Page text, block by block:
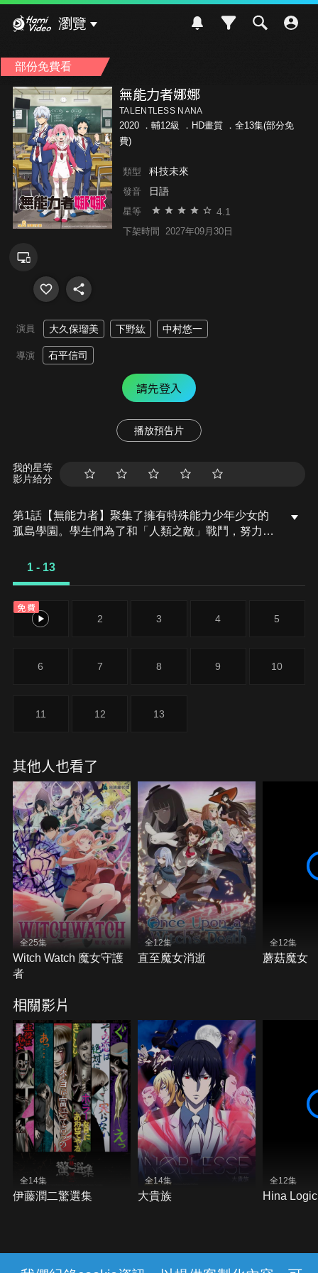
瀏覽
部份免費看
無能力者娜娜
TALENTLESS NANA
2020 ． 輔12級
．HD畫質 ．全13集(部分免
費)
類型 科技未來
發音 日語
星等 4.1
下架時間 2027年09月30日
演員 大久保瑠美 下野紘 中村悠一
導演 石平信司
請先登入
播放預告片
我的星等
影片給分
第1話【無能力者】聚集了擁有特殊能力少年少女的
孤島學園。學生們為了和「人類之敵」戰鬥，努力地
信。被班上同學稱為無能力者。但隨著和轉學生柊娜
1 - 13
免費
1 2 3 4 5
6 7 8 9 10
11 12 13
其他人也看了
全25集
Witch Watch 魔女守護
者
全12集
直至魔女消逝
全12集
蘑菇魔女
相關影片
全14集
伊藤潤二驚選集
全14集
大貴族
全12集
Hina Logic